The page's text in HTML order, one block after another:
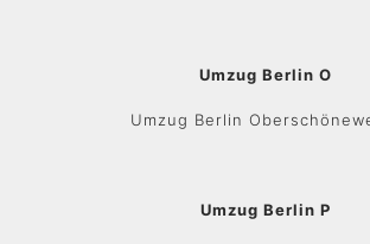
Umzug Berlin O
Umzug Berlin
Umzug Berlin P